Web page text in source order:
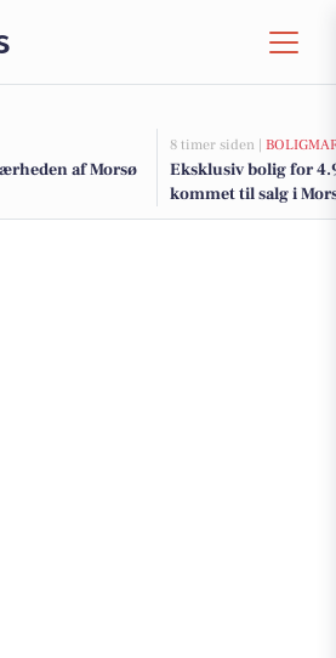
af Morsø
8 timer siden |
Eksklusiv bolig for
kommet til salg i
boliger her
for præcision og teamwork søges til